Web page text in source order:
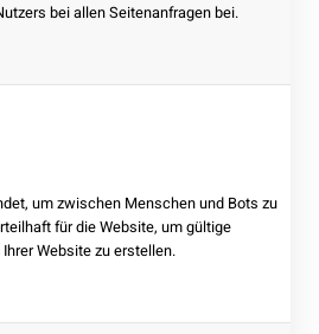
bei allen Seitenanfragen bei.
um zwischen Menschen und Bots zu
für die Website, um gültige
Website zu erstellen.